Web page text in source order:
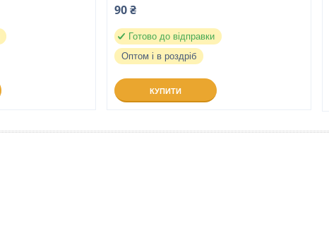
90 ₴
Готово до відправки
Оптом і в роздріб
КУПИТИ